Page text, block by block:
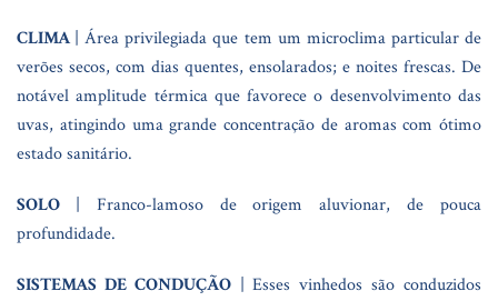
CLIMA | Área privilegiada que tem um microclima particular de
verões secos, com dias quentes, ensolarados; e noites frescas. De
notável amplitude térmica que favorece o desenvolvimento das
uvas, atingindo uma grande concentração de aromas com ótimo
estado sanitário.
SOLO
| Franco-lamoso de origem aluvionar, de pouca
profundidade.
SISTEMAS DE CONDUÇÃO| Esses vinhedos são conduzidos